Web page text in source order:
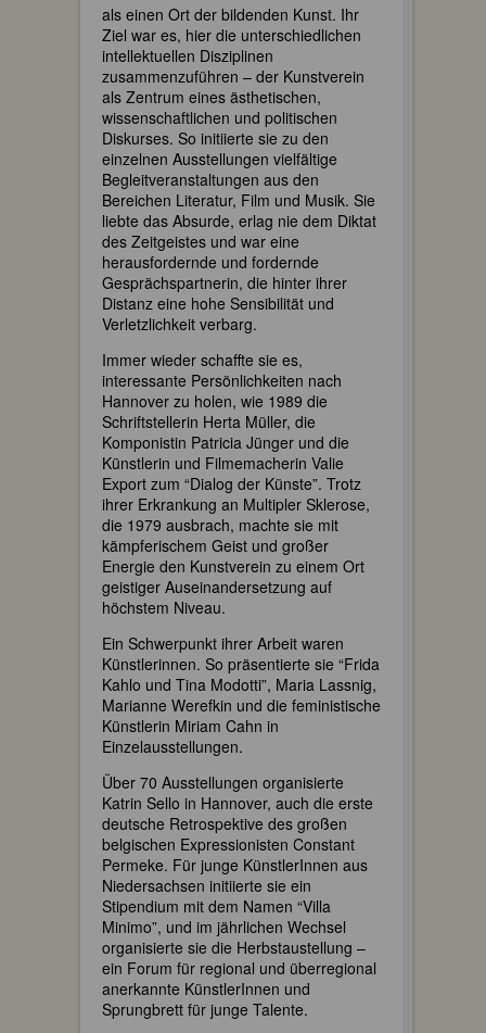
als einen Ort der bildenden Kunst. Ihr
Ziel war es, hier die unterschiedlichen
intellektuellen Disziplinen
zusammenzuführen – der Kunstverein
als Zentrum eines ästhetischen,
wissenschaftlichen und politischen
Diskurses. So initiierte sie zu den
einzelnen Ausstellungen vielfältige
Begleitveranstaltungen aus den
Bereichen Literatur, Film und Musik. Sie
liebte das Absurde, erlag nie dem Diktat
des Zeitgeistes und war eine
herausfordernde und fordernde
Gesprächspartnerin, die hinter ihrer
Distanz eine hohe Sensibilität und
Verletzlichkeit verbarg.
Immer wieder schaffte sie es,
interessante Persönlichkeiten nach
Hannover zu holen, wie 1989 die
Schriftstellerin Herta Müller, die
Komponistin Patricia Jünger und die
Künstlerin und Filmemacherin Valie
Export zum “Dialog der Künste”. Trotz
ihrer Erkrankung an Multipler Sklerose,
die 1979 ausbrach, machte sie mit
kämpferischem Geist und großer
Energie den Kunstverein zu einem Ort
geistiger Auseinandersetzung auf
höchstem Niveau.
Ein Schwerpunkt ihrer Arbeit waren
Künstlerinnen. So präsentierte sie “Frida
Kahlo und Tina Modotti”, Maria Lassnig,
Marianne Werefkin und die feministische
Künstlerin Miriam Cahn in
Einzelausstellungen.
Über 70 Ausstellungen organisierte
Katrin Sello in Hannover, auch die erste
deutsche Retrospektive des großen
belgischen Expressionisten Constant
Permeke. Für junge KünstlerInnen aus
Niedersachsen initiierte sie ein
Stipendium mit dem Namen “Villa
Minimo”, und im jährlichen Wechsel
organisierte sie die Herbstaustellung –
ein Forum für regional und überregional
anerkannte KünstlerInnen und
Sprungbrett für junge Talente.